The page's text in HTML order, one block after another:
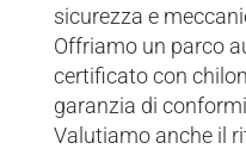
sicurezza e
Offriamo un parco
certificato con
garanzia di
Valutiamo anche il